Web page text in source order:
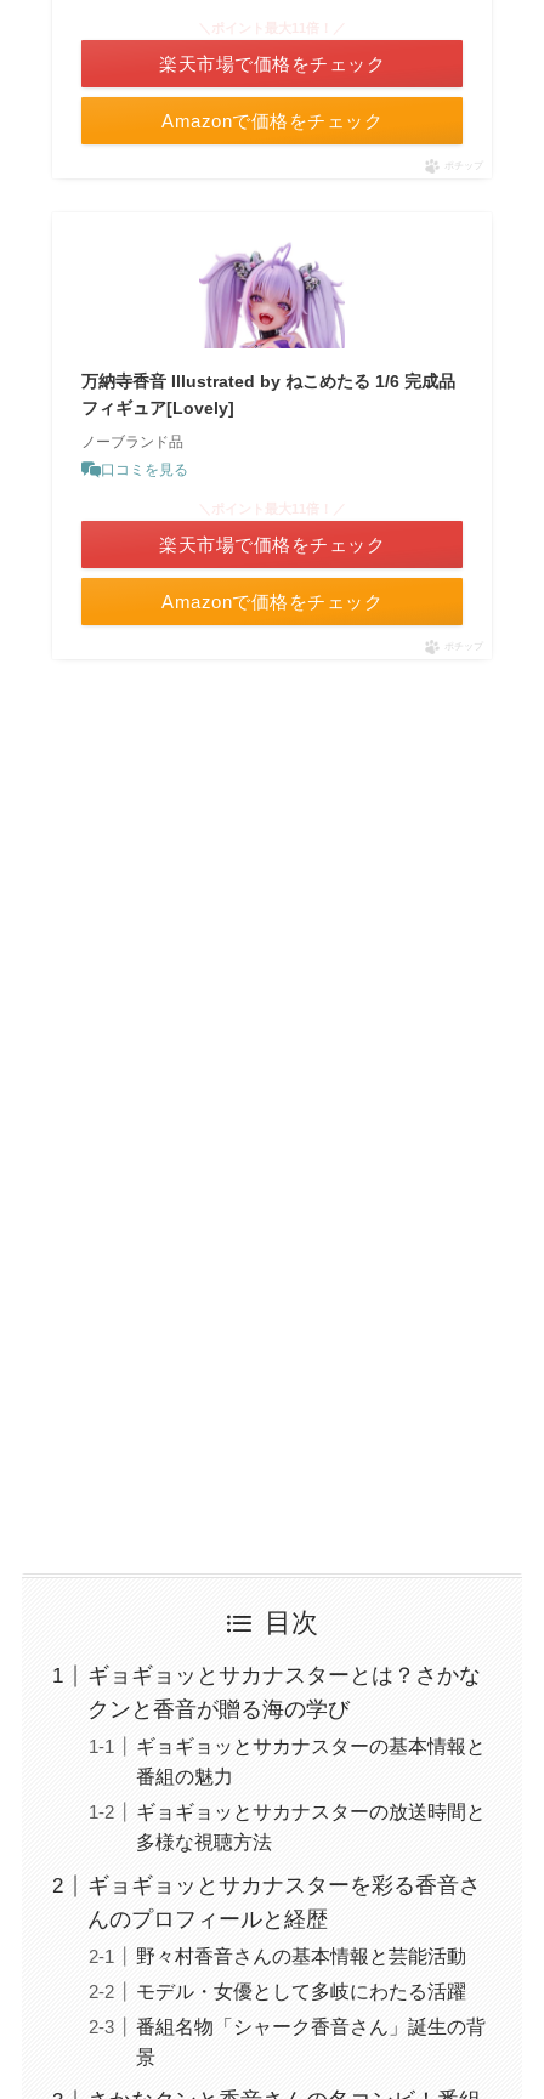
Amazonで価格をチェック
楽天市場で価格をチェック
ポチップ
万納寺香音 Illustrated by ねこめたる 1/6 完成品
フィギュア[Lovely]
ノーブランド品
口コミを見る
Amazonで価格をチェック
楽天市場で価格をチェック
ポチップ
目次
ギョギョッとサカナスターとは？さかな
クンと香音が贈る海の学び
ギョギョッとサカナスターの基本情報と
番組の魅力
ギョギョッとサカナスターの放送時間と
多様な視聴方法
ギョギョッとサカナスターを彩る香音さ
んのプロフィールと経歴
野々村香音さんの基本情報と芸能活動
モデル・女優として多岐にわたる活躍
番組名物「シャーク香音さん」誕生の背
景